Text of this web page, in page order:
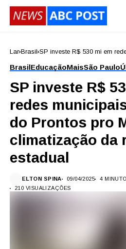
Lar Brasil SP investe R$ 530 mi em
BrasilEducaçãoMaisSão Paulo
SP investe R$
redes
do Prontos pro
climatização da
estadual
ELTON SPINA 09/04/2025
4
210 VISUALIZAÇÕES